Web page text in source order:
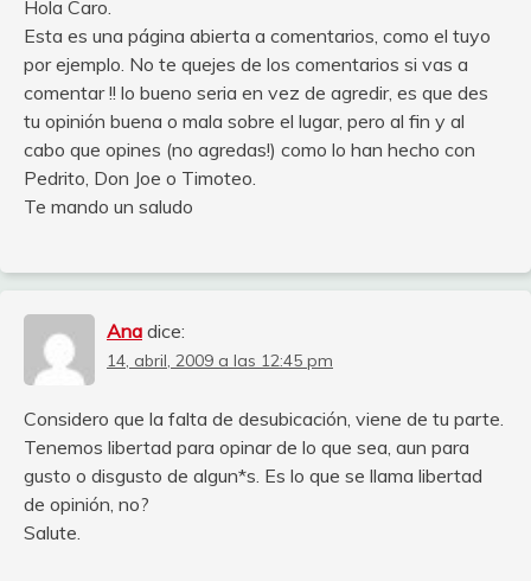
Hola Caro.
Esta es una página abierta a comentarios, como el tuyo
por ejemplo. No te quejes de los comentarios si vas a
comentar !! lo bueno seria en vez de agredir, es que des
tu opinión buena o mala sobre el lugar, pero al fin y al
cabo que opines (no agredas!) como lo han hecho con
Pedrito, Don Joe o Timoteo.
Te mando un saludo
Ana dice:
14, abril, 2009 a las 12:45 pm
Considero que la falta de desubicación, viene de tu parte.
Tenemos libertad para opinar de lo que sea, aun para
gusto o disgusto de algun*s. Es lo que se llama libertad
de opinión, no?
Salute.